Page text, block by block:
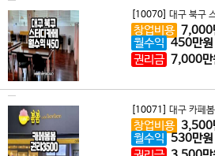
[10070] 대구 북구
창업비용 7,000
월수익 450만원
권리금 7,000만
[10071] 대구 카페
창업비용 3,500
월수익 530만원